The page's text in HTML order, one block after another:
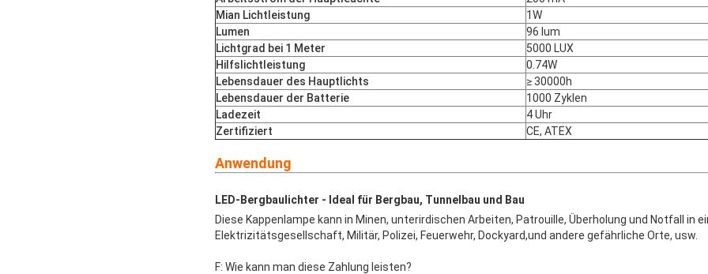
Mian Lichtleistung
1W
Lumen
96 lum
Lichtgrad bei 1 Meter
5000 LUX
Hilfslichtleistung
0.74W
Lebensdauer des Hauptlichts
≥ 30000h
Lebensdauer der Batterie
1000 Zyklen
Ladezeit
4 Uhr
Zertifiziert
CE, ATEX
Anwendung
LED-Bergbaulichter - Ideal für Bergbau, Tunnelbau und Bau
Diese Kappenlampe kann in Minen, unterirdischen Arbeiten, Patrouille, Überholung und Notfall in
Elektrizitätsgesellschaft, Militär, Polizei, Feuerwehr, Dockyard,und andere gefährliche Orte, usw.
F: Wie kann man diese Zahlung leisten?